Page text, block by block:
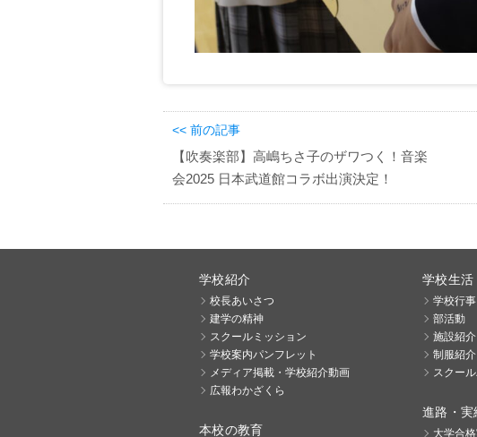
<< 前の記事
【吹奏楽部】高嶋ちさ子のザワつく！音楽
会2025 日本武道館コラボ出演決定！
学校紹介
校長あいさつ
建学の精神
スクールミッション
学校案内パンフレット
メディア掲載・学校紹介動画
広報わかざくら
本校の教育
学校生活
学校行事
部活動
施設紹介
制服紹介
スクー
進路・実
大学合